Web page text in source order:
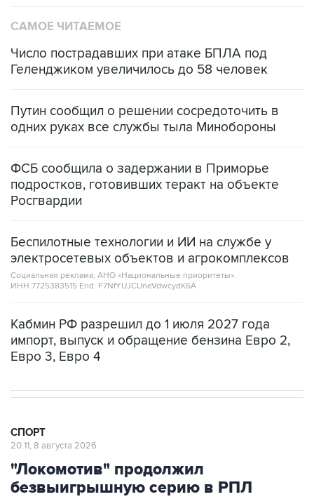
САМОЕ ЧИТАЕМОЕ
Число пострадавших при атаке БПЛА под
Геленджиком увеличилось до 58 человек
Путин сообщил о решении сосредоточить в
одних руках все службы тыла Минобороны
ФСБ сообщила о задержании в Приморье
подростков, готовивших теракт на объекте
Росгвардии
Беспилотные технологии и ИИ на службе у
электросетевых объектов и агрокомплексов
Социальная реклама, АНО «Национальные приоритеты».
ИНН 7725383515 Erid: F7NfYUJCUneVdwcydK6A
Кабмин РФ разрешил до 1 июля 2027 года
импорт, выпуск и обращение бензина Евро 2,
Евро 3, Евро 4
СПОРТ
20:11, 8 августа 2026
"Локомотив" продолжил
безвыигрышную серию в РПЛ